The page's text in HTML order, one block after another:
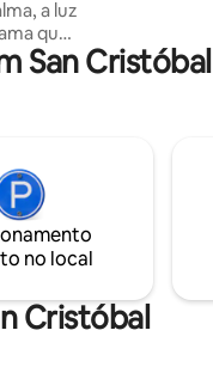
a luz
que
É a
a 200
San Cristóbal
no local
Cristóbal